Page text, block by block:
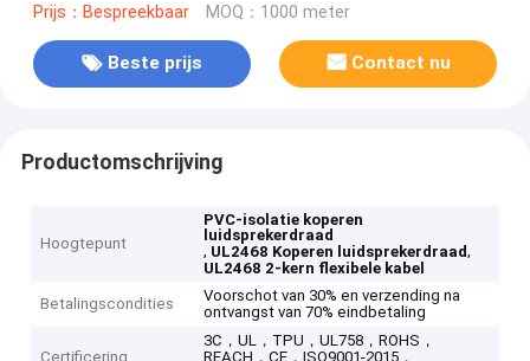
Prijs：Bespreekbaar MOQ：1000 meter
Beste prijs Contact nu
Productomschrijving
Hoogtepunt
PVC-isolatie koperen
luidsprekerdraad
, UL2468 Koperen luidsprekerdraad,
UL2468 2-kern flexibele kabel
Betalingscondities
Voorschot van 30% en verzending na
ontvangst van 70% eindbetaling
Certificering
3C，UL，TPU，UL758，ROHS，
REACH，CE，ISO9001-2015，